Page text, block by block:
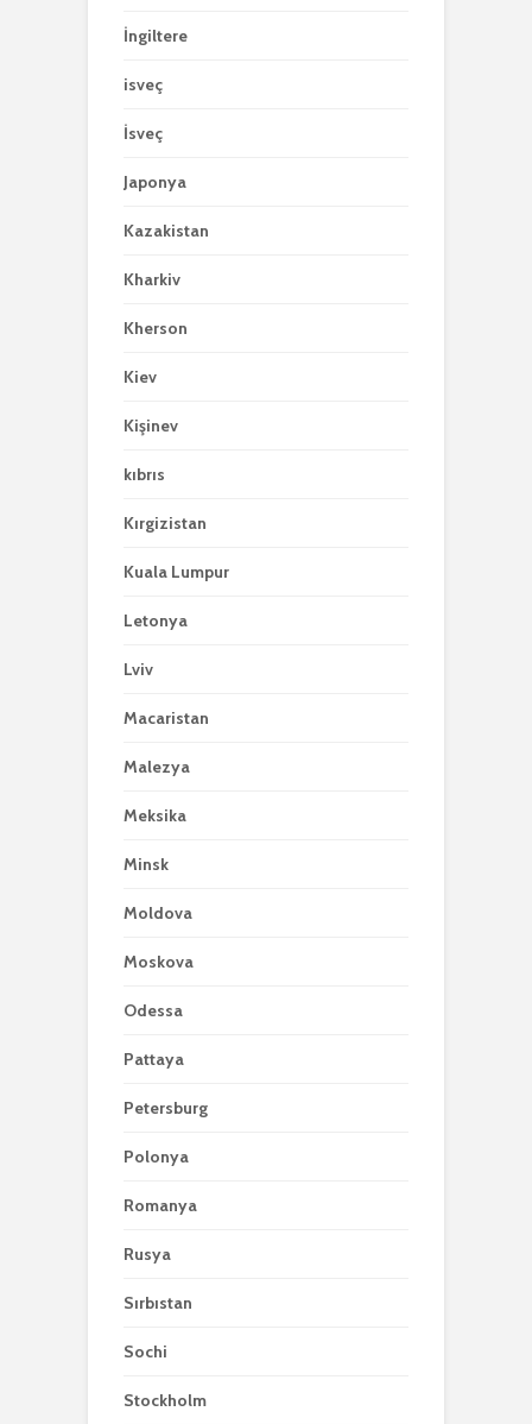
İngiltere
isveç
İsveç
Japonya
Kazakistan
Kharkiv
Kherson
Kiev
Kişinev
kıbrıs
Kırgizistan
Kuala Lumpur
Letonya
Lviv
Macaristan
Malezya
Meksika
Minsk
Moldova
Moskova
Odessa
Pattaya
Petersburg
Polonya
Romanya
Rusya
Sırbıstan
Sochi
Stockholm